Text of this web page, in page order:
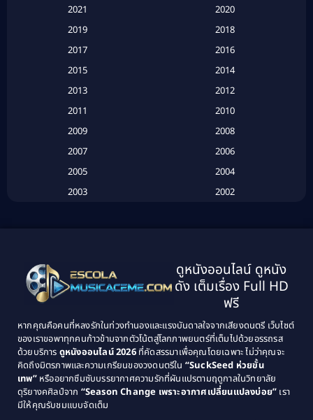
Based on a True Story สร้างจากเรื่องจริง(2)
Based on a True Story เรื่องจริง (16)
Based on a True Story เรื่องจริง (20)
Classic หนังคลาสสิก(25)
Classic หนังคลาสสิก(134)
Classic หนังคลาสสิก(21)
Comedy ตลก(515)
Comedy ตลก(46)
2021
2020
2019
2018
2017
2016
2015
2014
2013
2012
2011
2010
2009
2008
2007
2006
2005
2004
2003
2002
1995
1994
1993
1992
1989
1988
1987
1986
1985
1984
1983
1982
ดูหนังออนไลน์ ดูหนัง
ดัง เต็มเรื่อง Full HD
ฟรี
หากคุณคือคนที่หลงรักในท่วงทำนองและแรงบันดาลใจจากเสียงดนตรี เว็บไซต์
ของเราขอพาทุกคนก้าวข้ามจากตัวโน้ตสู่โลกภาพยนตร์ที่เต็มไปด้วยอรรถรส
ด้วยบริการ ดูหนังออนไลน์ 2026ที่คัดสรรมาเพื่อคุณโดยเฉพาะ ไม่ว่าคุณจะ
คิดถึงมิตรภาพและความเกรียนของวงดนตรีใน “SuckSeed ห่วยขั้น
เทพ”หรืออยากซึมซับบรรยากาศความรักที่ผันแปรตามฤดูกาลในวิทยาลัย
ดุริยางคศิลป์จาก “Season Change เพราะอากาศเปลี่ยนแปลงบ่อย” เรา
มีให้คุณรับชมแบบจัดเต็ม